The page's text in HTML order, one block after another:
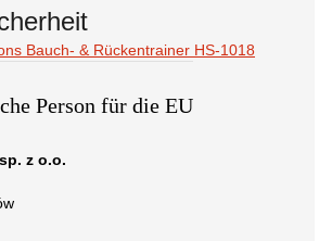
Bauch- & Rückentrainer HS-1018
Person für die EU
z o.o.